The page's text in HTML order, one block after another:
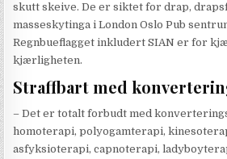
skutt skeive. De er siktet for drap,
masseskytinga i London Oslo Pub
Regnbueflagget inkludert SIAN er for
kjærligheten.
Straffbart med
– Det er totalt forbudt med
homoterapi, polyogamterapi,
asfyksioterapi, capnoterapi,